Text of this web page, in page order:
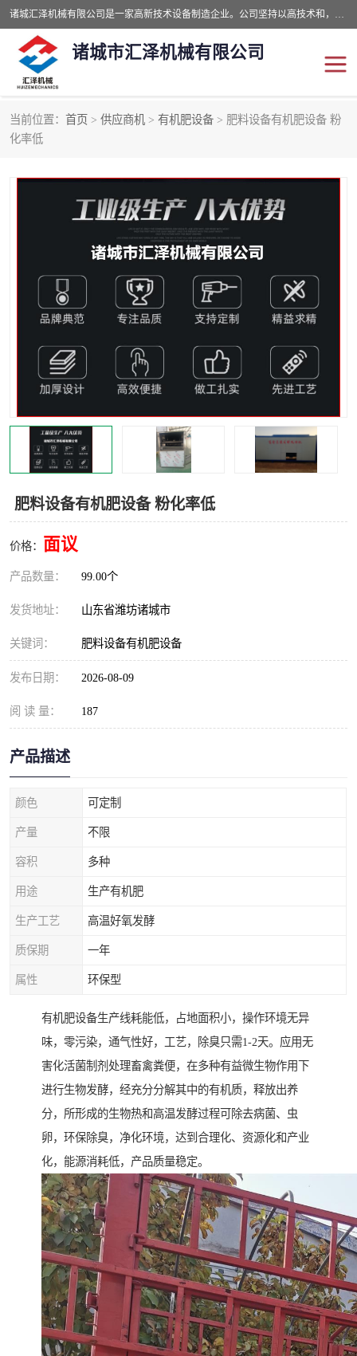
诸城汇泽机械有限公司是一家高新技术设备制造企业。公司坚持以高技术和，高服务于用户，以的环保机械制造设备赢的用户的信赖。现在主要生产死亡畜禽无害化处理和立式和卧式有机肥设备，搅拌机，烘干机，高温发酵机等。污水处理设备，固液分离机。气浮机，化制机等。公司秉承品质，用户至上，科技创新的经营理。
诸城市汇泽机械有限公司
当前位置： 首页 > 供应商机 > 有机肥设备 > 肥料设备有机肥设备 粉
化率低
肥料设备有机肥设备 粉化率低
价格： 面议
产品数量： 99.00个
发货地址： 山东省潍坊诸城市
关键词： 肥料设备有机肥设备
发布日期： 2026-08-09
阅 读 量： 187
产品描述
颜色 可定制
产量 不限
容积 多种
用途 生产有机肥
生产工艺 高温好氧发酵
质保期 一年
属性 环保型
有机肥设备生产线耗能低，占地面积小，操作环境无异
味，零污染，通气性好，工艺，除臭只需1-2天。应用无
害化活菌制剂处理畜禽粪便，在多种有益微生物作用下
进行生物发酵，经充分分解其中的有机质，释放出养
分，所形成的生物热和高温发酵过程可除去病菌、虫
卵，环保除臭，净化环境，达到合理化、资源化和产业
化，能源消耗低，产品质量稳定。
发酵设备
鸡粪发酵机 有机肥设备
纳米膜好氧发酵堆肥机 粪污烘干酶体机
纳米膜发酵
膜式发酵仓 分子膜堆肥仓